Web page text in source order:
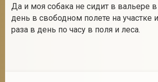
Да и моя собака не сидит в вальере
день в свободном полете на участке
раза в день по часу в поля и леса.